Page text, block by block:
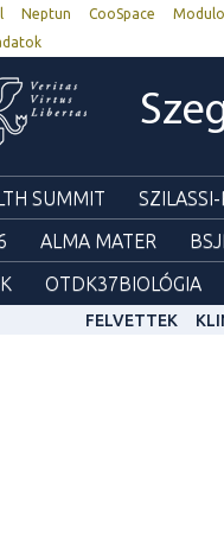
Neptun CooSpace Modulo
SUMMIT
ALMA MATER
OTDK37BIOLÓGIA
FELVETTEK